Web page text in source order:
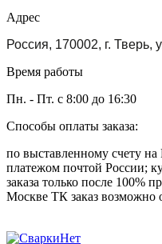
Адрес
Россия, 170002, г. Тверь,
Время работы
Пн. - Пт. с 8:00 до 16:30
Способы оплаты заказа:
по выставленному счету
платежом почтой России;
заказа только после 100%
Москве ТК заказ возможно